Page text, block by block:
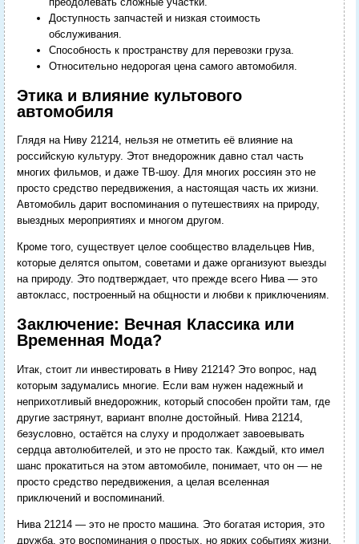
Доступность запчастей и низкая стоимость
обслуживания.
Способность к пространству для перевозки груза.
Относительно недорогая цена самого автомобиля.
Этика и влияние культового
автомобиля
Глядя на Ниву 21214, нельзя не отметить её влияние на
российскую культуру. Этот внедорожник давно стал часть
многих фильмов, и даже ТВ-шоу. Для многих россиян это не
просто средство передвижения, а настоящая часть их жизни.
Автомобиль дарит воспоминания о путешествиях на природу,
выездных мероприятиях и многом другом.
Кроме того, существует целое сообщество владельцев Нив,
которые делятся опытом, советами и даже организуют выезды
на природу. Это подтверждает, что прежде всего Нива — это
автокласс, построенный на общности и любви к приключениям.
Заключение: Вечная Классика или
Временная Мода?
Итак, стоит ли инвестировать в Ниву 21214? Это вопрос, над
которым задумались многие. Если вам нужен надежный и
неприхотливый внедорожник, который способен пройти там, где
другие застрянут, вариант вполне достойный. Нива 21214,
безусловно, остаётся на слуху и продолжает завоевывать
сердца автолюбителей, и это не просто так. Каждый, кто имел
шанс прокатиться на этом автомобиле, понимает, что он — не
просто средство передвижения, а целая вселенная
приключений и воспоминаний.
Нива 21214 — это не просто машина. Это богатая история, это
дружба, это воспоминания о простых, но ярких событиях жизни.